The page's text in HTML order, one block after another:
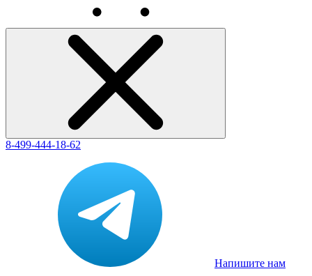
8-499-444-18-62
Напишите нам